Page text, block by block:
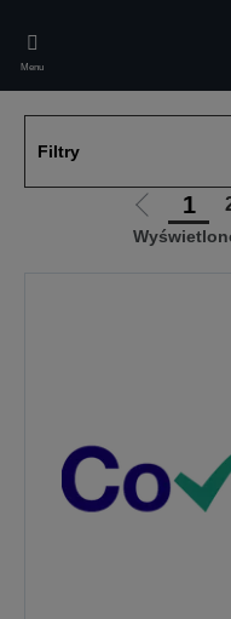
main
content
Menu
Filtry
Przejdź
do
1